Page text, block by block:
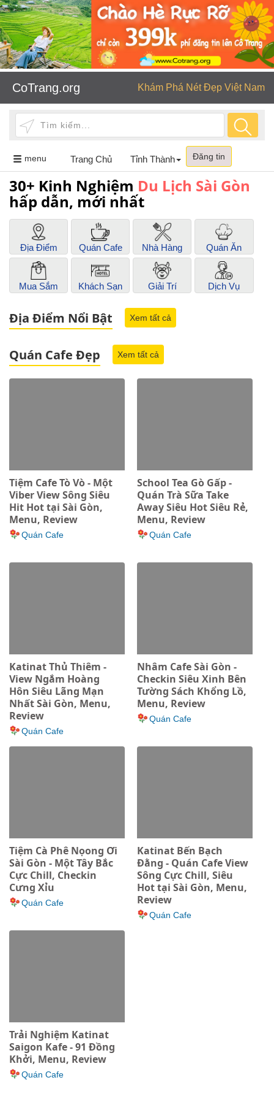
CoTrang.org Khám Phá Nét Đẹp Việt Nam
menu Toggle
navigation
Trang Chủ Tỉnh Thành Đăng tin
30+ Kinh Nghiệm Du Lịch Sài Gòn
hấp dẫn, mới nhất
Địa Điểm Quán Cafe Nhà Hàng Quán Ăn
Mua Sắm Khách Sạn Giải Trí Dịch Vụ
Địa Điểm Nổi Bật Xem tất cả
Quán Cafe Đẹp Xem tất cả
Tiệm Cafe Tò Vò - Một
Viber View Sông Siêu
Hit Hot tại Sài Gòn,
Menu, Review
Quán Cafe
School Tea Gò Gấp -
Quán Trà Sữa Take
Away Siêu Hot Siêu Rẻ,
Menu, Review
Quán Cafe
Katinat Thủ Thiêm -
View Ngắm Hoàng
Hôn Siêu Lãng Mạn
Nhất Sài Gòn, Menu,
Review
Quán Cafe
Nhâm Cafe Sài Gòn -
Checkin Siêu Xinh Bên
Tường Sách Khổng Lồ,
Menu, Review
Quán Cafe
Tiệm Cà Phê Nọong Ơi
Sài Gòn - Một Tây Bắc
Cực Chill, Checkin
Cưng Xỉu
Quán Cafe
Katinat Bến Bạch
Đằng - Quán Cafe View
Sông Cực Chill, Siêu
Hot tại Sài Gòn, Menu,
Review
Quán Cafe
Trải Nghiệm Katinat
Saigon Kafe - 91 Đồng
Khởi, Menu, Review
Quán Cafe